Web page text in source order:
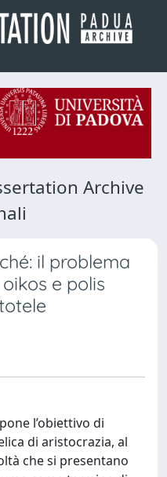
Archive
il problema
e polis
l’obiettivo di
di aristocrazia, al
che si presentano